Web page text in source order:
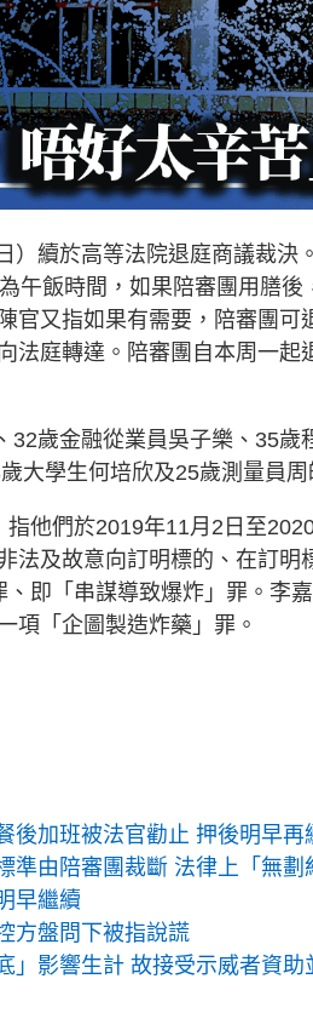
續於高等法院退庭商議裁決
午飯時間，如果陪審團用膳後
又指如果有需要，陪審團可
法庭轉達。陪審團自本周一起
歲金融從業員吳子樂、35歲
大學生何培欣及25歲測量員周
他們於2019年11月2日至
法及故意向訂明標的、在訂明
即「串謀導致爆炸」罪。李
項「企圖製造炸藥」罪。
後加班被法官勸止 押後明早再
由陪審團裁斷 法律上「無劃
早繼續
方盤問下被指說謊
」影響生計 故接受示威者資